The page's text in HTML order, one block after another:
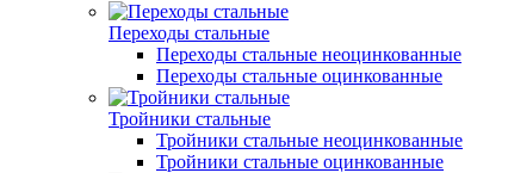
Переходы стальные
Переходы стальные неоцинкованные
Переходы стальные оцинкованные
Тройники стальные
Тройники стальные неоцинкованные
Тройники стальные оцинкованные